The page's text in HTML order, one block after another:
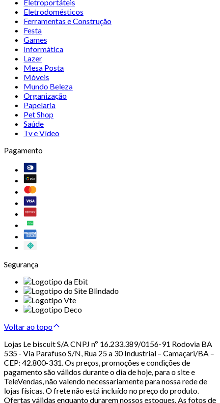
Eletroportáteis
Eletrodomésticos
Ferramentas e Construção
Festa
Games
Informática
Lazer
Mesa Posta
Móveis
Mundo Beleza
Organização
Papelaria
Pet Shop
Saúde
Tv e Vídeo
Pagamento
Segurança
Voltar ao topo
Lojas Le biscuit S/A CNPJ nº 16.233.389/0156-91 Rodovia BA
535 - Via Parafuso S/N, Rua 25 a 30 Industrial – Camaçari/BA –
CEP: 42.800-331. Os preços, promoções e condições de
pagamento são válidos durante o dia de hoje, para o site e
TeleVendas, não valendo necessariamente para nossa rede de
lojas físicas. O frete não está incluído no preço do produto.
Ofertas válidas enquanto durarem nossos estoques. As fotos de